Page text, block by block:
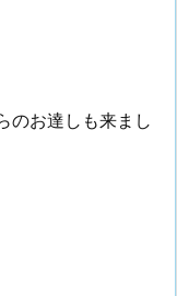
のお達しも来まし